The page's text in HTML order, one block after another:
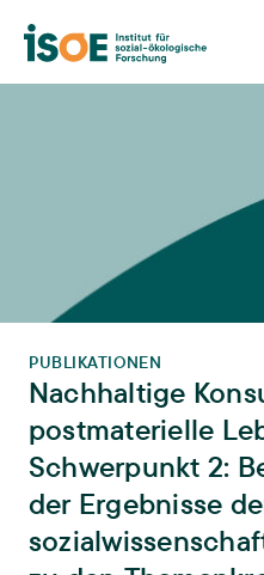
PUBLIKATIONEN
Nachhaltige
postmaterielle
Schwerpunkt 2:
der Ergebnisse